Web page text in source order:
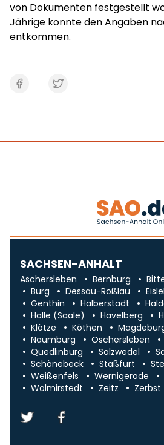
von Dokumenten festgestellt
Jährige konnte den Angaben
entkommen.
SACHSEN-ANHALT
Aschersleben Bernburg
Burg
Dessau-Roßlau
Genthin
Halberstadt
Halle (Saale)
Havelberg
Klötze
Köthen
Naumburg
Oschersleben
Quedlinburg
Salzwedel
Schönebeck
Staßfurt
Weißenfels
Wernigerode
Wolmirstedt
Zeitz Zerbst